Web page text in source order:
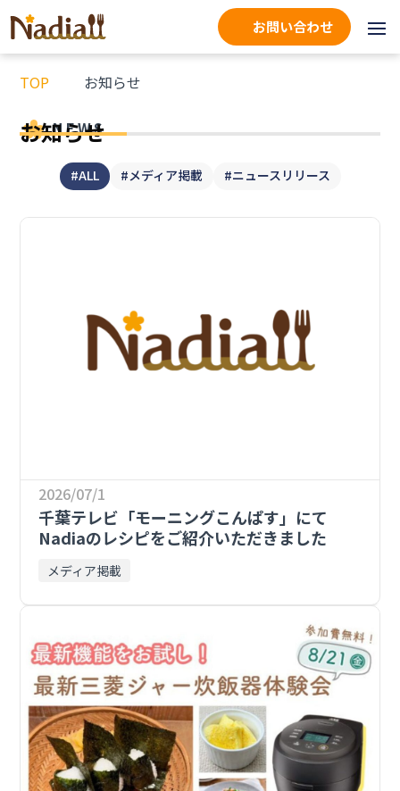
お問い合わせ
TOP お知らせ
NEWS
お知らせ
#ALL #メディア掲載 #ニュースリリース
2026/07/1
千葉テレビ「モーニングこんぱす」にて
Nadiaのレシピをご紹介いただきました
メディア掲載